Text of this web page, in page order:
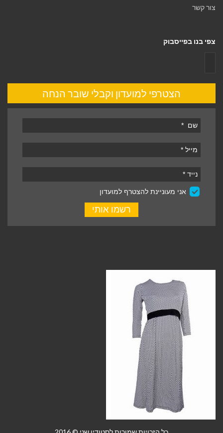
צור קשר
צפי בנו בפייסבוק
הצטרפי למועדון וקבלי שובר הנחה